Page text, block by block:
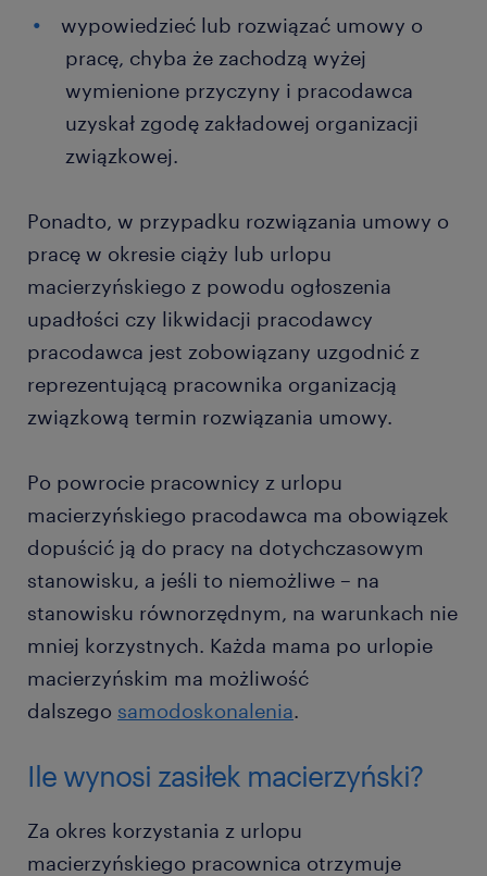
wypowiedzieć lub rozwiązać umowy o
pracę, chyba że zachodzą wyżej
wymienione przyczyny i pracodawca
uzyskał zgodę zakładowej organizacji
związkowej.
Ponadto, w przypadku rozwiązania umowy o
pracę w okresie ciąży lub urlopu
macierzyńskiego z powodu ogłoszenia
upadłości czy likwidacji pracodawcy
pracodawca jest zobowiązany uzgodnić z
reprezentującą pracownika organizacją
związkową termin rozwiązania umowy.
Po powrocie pracownicy z urlopu
macierzyńskiego pracodawca ma obowiązek
dopuścić ją do pracy na dotychczasowym
stanowisku, a jeśli to niemożliwe – na
stanowisku równorzędnym, na warunkach nie
mniej korzystnych. Każda mama po urlopie
macierzyńskim ma możliwość
dalszego samodoskonalenia.
Ile wynosi zasiłek macierzyński?
Za okres korzystania z urlopu
macierzyńskiego pracownica otrzymuje